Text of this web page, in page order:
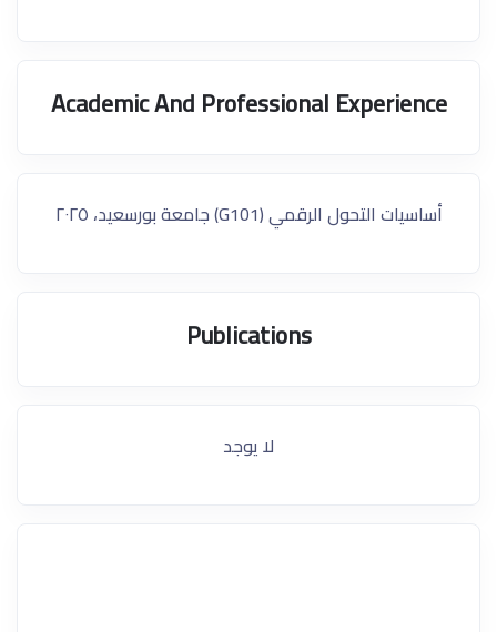
Academic And Professional Experience
أساسيات التحول الرقمي (G101) جامعة بورسعيد، ٢٠٢٥
Publications
لا يوجد